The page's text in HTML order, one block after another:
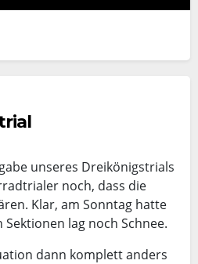
unseres Dreikönigstrials
noch, dass die
Klar, am Sonntag hatte
lag noch Schnee.
dann komplett anders